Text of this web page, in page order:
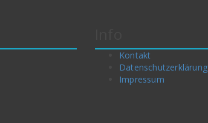
Kontakt
Datenschutzerklärung
Impressum